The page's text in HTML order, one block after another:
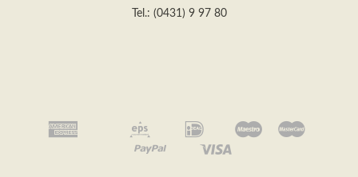
Tel.: (0431) 9 97 80